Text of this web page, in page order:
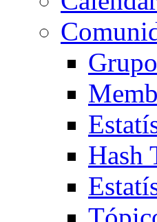
Hash